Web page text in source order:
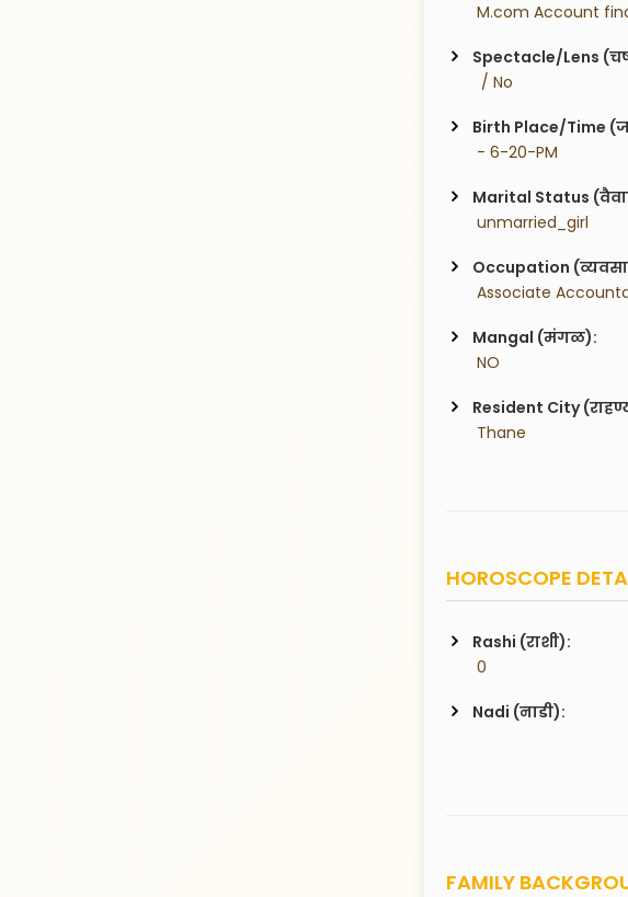
M.com Account
Spectacle/Lens
  / No
Birth Place/Time
- 6-20-PM
Marital Status
unmarried_girl
Occupation
Associate
Mangal (मंगळ):
NO
Resident City
Thane
HOROSCOPE
Rashi (राशी):
0
Nadi (नाडी):
FAMILY